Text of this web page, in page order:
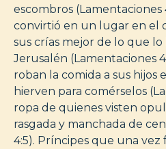
escombros (Lamentaciones
convirtió en un lugar en el
sus crías mejor de lo que lo
Jerusalén (Lamentaciones
roban la comida a sus hijos
hierven para comérselos
ropa de quienes visten
rasgada y manchada de
4:5). Príncipes que una vez